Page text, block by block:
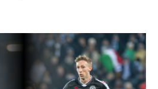
STADIUM
CENTER